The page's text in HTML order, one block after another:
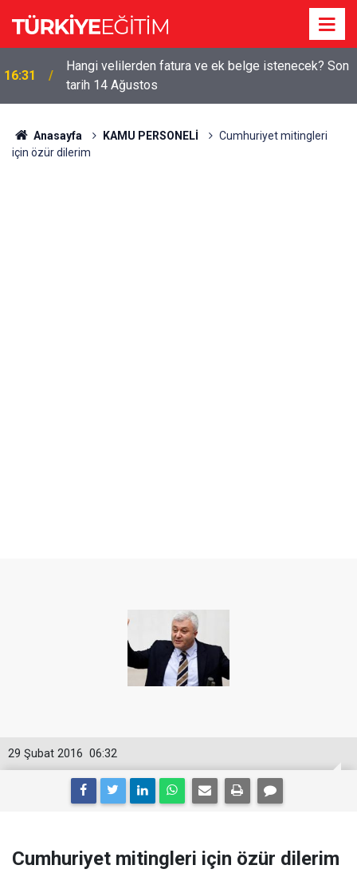
16:31
Hangi velilerden fatura ve ek belge istenecek? Son
tarih 14 Ağustos
Anasayfa KAMU PERSONELİ
Cumhuriyet mitingleri
için özür dilerim
06:32
29 Şubat 2016
Cumhuriyet mitingleri için özür dilerim